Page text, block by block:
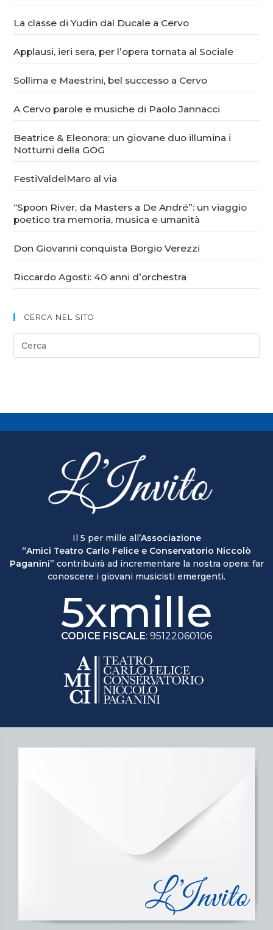
La classe di Yudin dal Ducale a Cervo
Applausi, ieri sera, per l’opera tornata al Sociale
Sollima e Maestrini, bel successo a Cervo
A Cervo parole e musiche di Paolo Jannacci
Beatrice & Eleonora: un giovane duo illumina i
Notturni della GOG
FestiValdelMaro al via
“Spoon River, da Masters a De André”: un viaggio
poetico tra memoria, musica e umanità
Don Giovanni conquista Borgio Verezzi
Riccardo Agosti: 40 anni d’orchestra
CERCA NEL SITO
Il 5 per mille all’Associazione
“Amici Teatro Carlo Felice e Conservatorio Niccolò
Paganini” contribuirà ad incrementare la nostra opera: far
conoscere i giovani musicisti emergenti.
5xmille
CODICE FISCALE: 95122060106